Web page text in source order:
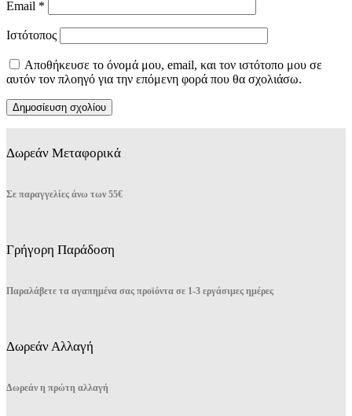
Email *
Ιστότοπος
Αποθήκευσε το όνομά μου, email, και τον ιστότοπο μου σε
αυτόν τον πλοηγό για την επόμενη φορά που θα σχολιάσω.
Δωρεάν Μεταφορικά
Σε παραγγελίες άνω των 55€
Γρήγορη Παράδοση
Παραλάβετε τα αγαπημένα σας προϊόντα σε 1-3 εργάσιμες ημέρες
Δωρεάν Αλλαγή
Δωρεάν η πρώτη αλλαγή